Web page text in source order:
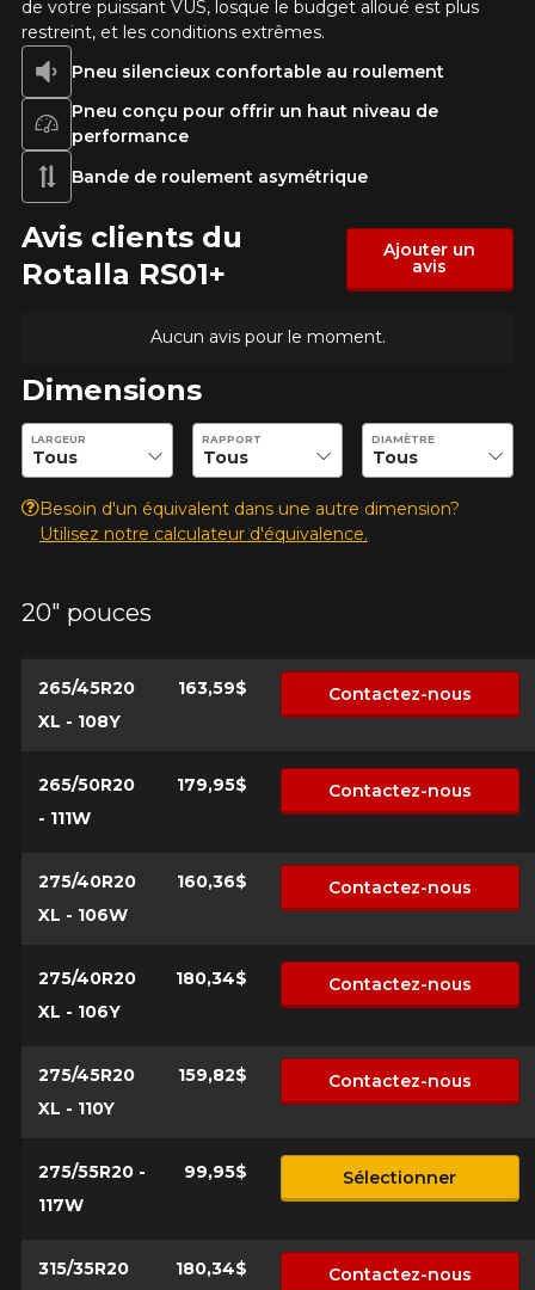
de votre puissant VUS, losque le budget alloué est plus
restreint, et les conditions extrêmes.
Pneu silencieux confortable au roulement
Pneu conçu pour offrir un haut niveau de
performance
Bande de roulement asymétrique
Avis clients du
Rotalla RS01+
Ajouter un
avis
Aucun avis pour le moment.
Dimensions
Entrez les dimensions souhaitées pour vérifier la disponibilité
LARGEUR RAPPORT DIAMÈTRE
Besoin d'un équivalent dans une autre dimension?
Utilisez notre calculateur d'équivalence.
20" pouces
265/45R20
XL - 108Y
163,59$ Contactez-nous
265/50R20
- 111W
179,95$ Contactez-nous
275/40R20
XL - 106W
160,36$ Contactez-nous
275/40R20
XL - 106Y
180,34$ Contactez-nous
275/45R20
XL - 110Y
159,82$ Contactez-nous
275/55R20 -
117W
99,95$ Sélectionner
315/35R20
180,34$ Contactez-nous
Condition de route
Votre avis
Note
1
2 3 4 5
Envoyer
Annuler
Malheureusement, aucun résultat ne
convenant parfaitement à votre
recherche n'est disponible en ligne
aider à trouver le produit qu'il vous faut.
N'hésitez pas à contacter notre service
à la clientèle, qui se fera un plaisir de
rechercher des options pour votre
*Attention cette dimension représente une possibilité
d'équipement pour votre véhicule, vous devez vérifier
l'exactitude de l'information sur votre véhicule directement